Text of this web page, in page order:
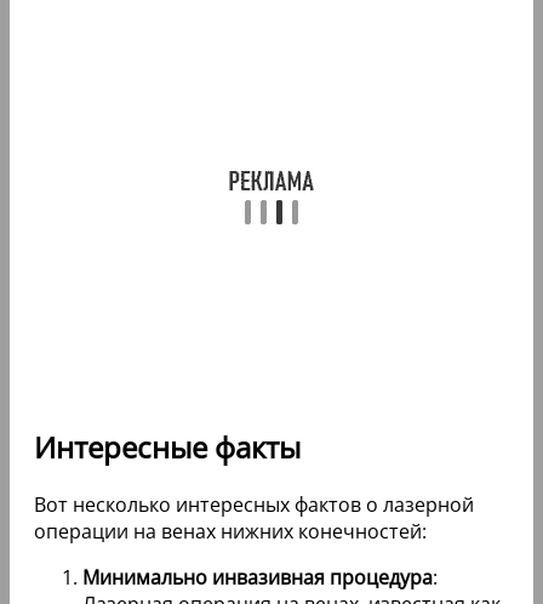
Интересные факты
Вот несколько интересных фактов о лазерной
операции на венах нижних конечностей:
Минимально инвазивная процедура: